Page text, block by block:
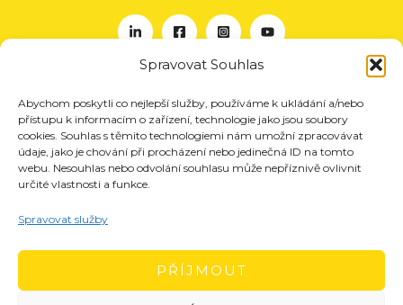
Spravovat Souhlas
Abychom poskytli co nejlepší služby, používáme k ukládání a/nebo
přístupu k informacím o zařízení, technologie jako jsou soubory
cookies. Souhlas s těmito technologiemi nám umožní zpracovávat
údaje, jako je chování při procházení nebo jedinečná ID na tomto
webu. Nesouhlas nebo odvolání souhlasu může nepříznivě ovlivnit
určité vlastnosti a funkce.
Spravovat služby
PŘÍJMOUT
O nás
Projekty
Členství
Kontakt